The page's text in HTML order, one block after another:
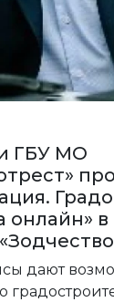
ГБУ МО
онлайн»
дают